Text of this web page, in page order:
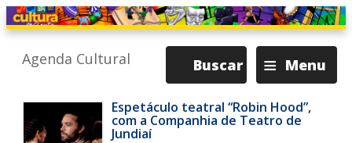
≡ Menu
Buscar
Agenda Cultural
Espetáculo teatral “Robin Hood”,
com a Companhia de Teatro de
Jundiaí